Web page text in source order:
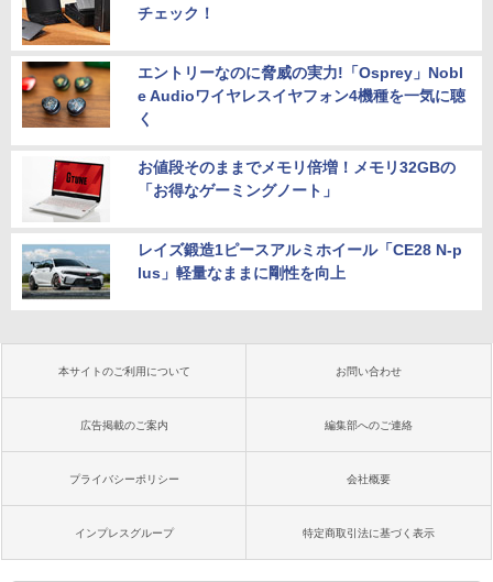
チェック！
エントリーなのに脅威の実力!「Osprey」Nobl
e Audioワイヤレスイヤフォン4機種を一気に聴
く
お値段そのままでメモリ倍増！メモリ32GBの
「お得なゲーミングノート」
レイズ鍛造1ピースアルミホイール「CE28 N-p
lus」軽量なままに剛性を向上
本サイトのご利用について お問い合わせ
広告掲載のご案内 編集部へのご連絡
プライバシーポリシー 会社概要
インプレスグループ 特定商取引法に基づく表示